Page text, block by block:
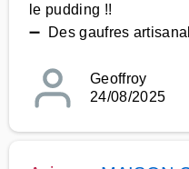
le pudding !!
➖ Des gaufres
Geoffroy
24/08/2025